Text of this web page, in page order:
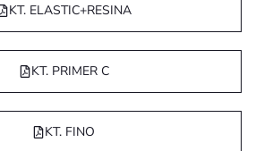
KT. ELASTIC+RESINA
KT. PRIMER C
KT. FINO